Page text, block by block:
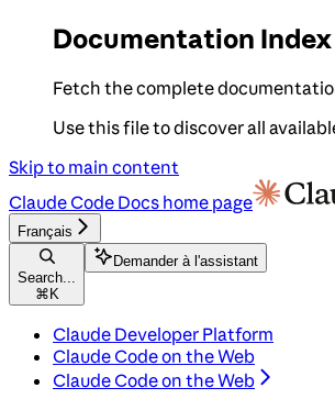
Documentation Index
Fetch the complete
Use this file to discover all
Skip to main content
Claude Code Docs home page
Français
Search...
⌘ K
Demander à l'assistant
Claude Developer Platform
Claude Code on the Web
Claude Code on the Web